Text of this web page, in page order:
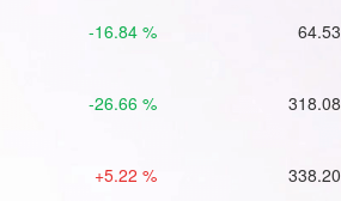
-16.84 % 64.53
-26.66 % 318.08
+5.22 % 338.20